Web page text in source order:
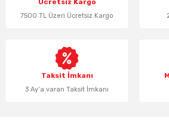
Ürün açıklamasında eksik bilgiler bulunuyor.
Ürün bilgilerinde hatalar bulunuyor.
Bu ürüne benzer farklı alternatifler olmalı.
7500 TL Üzeri Ücretsiz Kargo
Taksit İmkanı
3 Ay’a varan Taksit İmkanı